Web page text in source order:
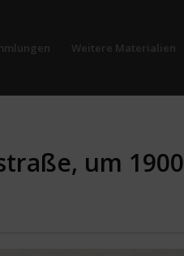
Weitere Materialien
um 1900